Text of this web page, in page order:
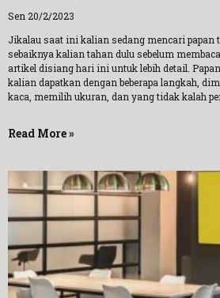
Sen 20/2/2023
Jikalau saat ini kalian sedang mencari papan
sebaiknya kalian tahan dulu sebelum
artikel disiang hari ini untuk lebih detail.
kalian dapatkan dengan beberapa langkah,
kaca, memilih ukuran, dan yang tidak kalah
Read More »